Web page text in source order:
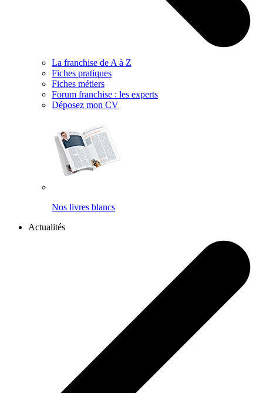
La franchise de A à Z
Fiches pratiques
Fiches métiers
Forum franchise : les experts
Déposez mon CV
Nos livres blancs
Actualités